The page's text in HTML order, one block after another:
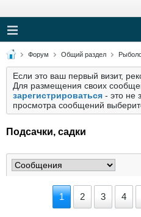
Форум Общий раздел
Если это ваш первый визит,
Для размещения своих
зарегистрироваться - это не
просмотра сообщений
Подсачки, садки
1 2 3 4